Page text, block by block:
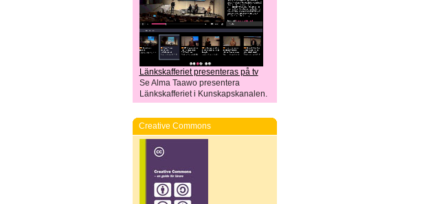
Länkskafferiet presenteras på tv
Se Alma Taawo presentera
Länkskafferiet i Kunskapskanalen.
Creative Commons